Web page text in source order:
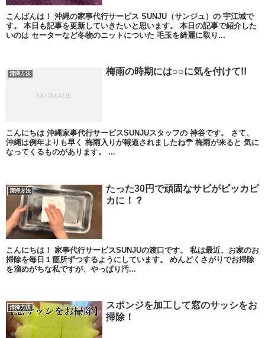
こんばんは！ 沖縄の家事代行サービス SUNJU（サンジュ）の 宇江城で
す。 本日も記事を更新していきたいと思います。 本日の記事で紹介した
いのは セーターなど冬物のニットについた 毛玉を綺麗に取り...
清掃方法 梅雨の時期には○○に気を付けて!!
こんにちは 沖縄家事代行サービスSUNJUスタッフの 神谷です。 さて、
沖縄は例年よりも早く 梅雨入りが報道されましたね☂ 梅雨が来ると 気に
なってくるものがあります。 ...
清掃方法
たった30円で頑固なサビがピッカピ
カに！？
こんにちは！ 家事代行サービスSUNJUの渡口です。 私は最近、お家のお
掃除を毎日１箇所ずつするようにしています。 めんどくさがりでお掃除
を溜めがちな私ですが、やっぱり汚...
清掃方法
スポンジを加工して窓のサッシをお
掃除！